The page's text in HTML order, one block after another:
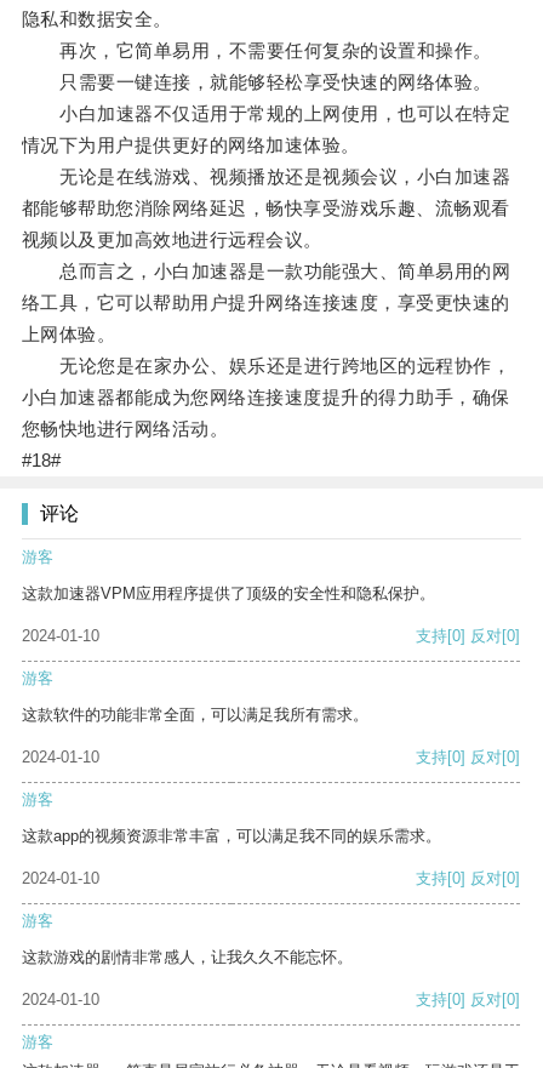
隐私和数据安全。
再次，它简单易用，不需要任何复杂的设置和操作。
只需要一键连接，就能够轻松享受快速的网络体验。
小白加速器不仅适用于常规的上网使用，也可以在特定
情况下为用户提供更好的网络加速体验。
无论是在线游戏、视频播放还是视频会议，小白加速器
都能够帮助您消除网络延迟，畅快享受游戏乐趣、流畅观看
视频以及更加高效地进行远程会议。
总而言之，小白加速器是一款功能强大、简单易用的网
络工具，它可以帮助用户提升网络连接速度，享受更快速的
上网体验。
无论您是在家办公、娱乐还是进行跨地区的远程协作，
小白加速器都能成为您网络连接速度提升的得力助手，确保
您畅快地进行网络活动。
#18#
评论
游客
这款加速器VPM应用程序提供了顶级的安全性和隐私保护。
2024-01-10 支持[0] 反对[0]
游客
这款软件的功能非常全面，可以满足我所有需求。
2024-01-10 支持[0] 反对[0]
游客
这款app的视频资源非常丰富，可以满足我不同的娱乐需求。
2024-01-10 支持[0] 反对[0]
游客
这款游戏的剧情非常感人，让我久久不能忘怀。
2024-01-10 支持[0] 反对[0]
游客